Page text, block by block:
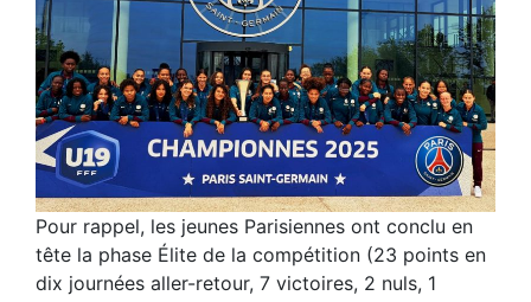
Pour rappel, les jeunes Parisiennes ont conclu en
tête la phase Élite de la compétition (23 points en
dix journées aller-retour, 7 victoires, 2 nuls, 1